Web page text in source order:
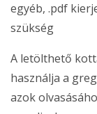
egyéb, .pdf
szükség
A letölthető
használja a
azok